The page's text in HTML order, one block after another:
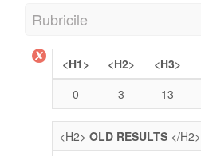
Rubricile
<H1> <H2> <H3>
0
3 13
<H2> OLD RESULTS </H2>